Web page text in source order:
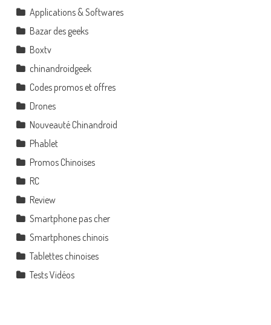
Applications & Softwares
Bazar des geeks
Boxtv
chinandroidgeek
Codes promos et offres
Drones
Nouveauté Chinandroid
Phablet
Promos Chinoises
RC
Review
Smartphone pas cher
Smartphones chinois
Tablettes chinoises
Tests Vidéos